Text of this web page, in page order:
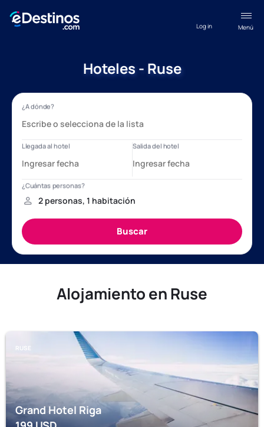
Menú
Log in
Hoteles - Ruse
Alojamiento en Ruse
RUSE
Grand Hotel Riga